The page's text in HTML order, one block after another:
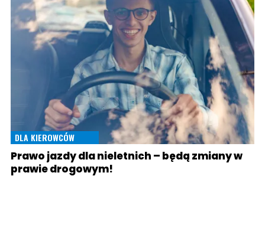
DLA KIEROWCÓW
Prawo jazdy dla nieletnich – będą zmiany w
prawie drogowym!